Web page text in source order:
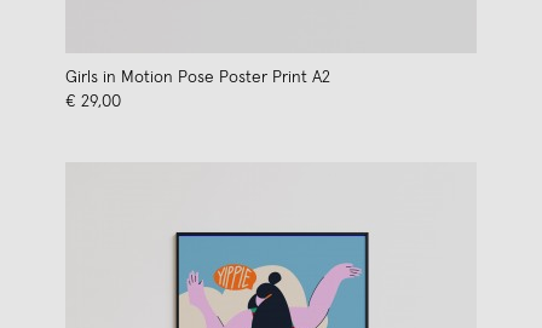
Girls in Motion Pose Poster Print A2
€ 29,00